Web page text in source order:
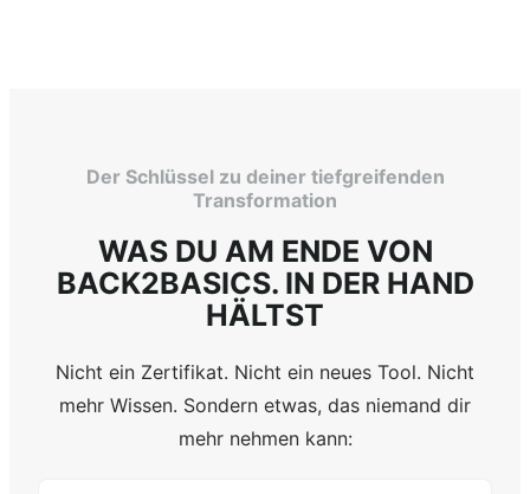
Der Schlüssel zu deiner tiefgreifenden
Transformation
WAS DU AM ENDE VON
BACK2BASICS. IN DER HAND
HÄLTST
Nicht ein Zertifikat. Nicht ein neues Tool. Nicht
mehr Wissen. Sondern etwas, das niemand dir
mehr nehmen kann: